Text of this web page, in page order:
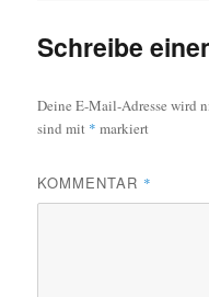
Schreibe
Deine E-Mail-Adresse wird
sind mit * markiert
KOMMENTAR *